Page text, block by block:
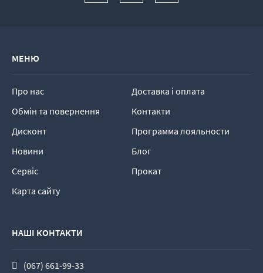
МЕНЮ
Про нас
Доставка і оплата
Обмін та повернення
Контакти
Дисконт
Программа лояльности
Новини
Блог
Сервіс
Прокат
Карта сайту
НАШІ КОНТАКТИ
(067) 661-99-33